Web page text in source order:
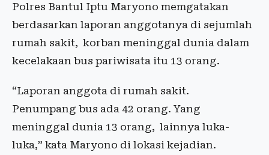
Polres Bantul Iptu Maryono memgatakan
berdasarkan laporan anggotanya di sejumlah
rumah sakit, korban meninggal dunia dalam
kecelakaan bus pariwisata itu 13 orang.
“Laporan anggota di rumah sakit.
Penumpang bus ada 42 orang. Yang
meninggal dunia 13 orang, lainnya luka-
luka,” kata Maryono di lokasi kejadian.